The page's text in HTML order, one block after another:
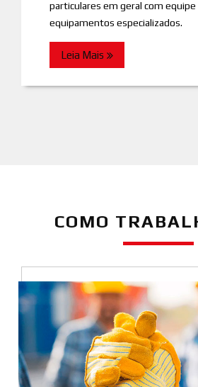
particulares em geral com equipe
equipamentos especializados.
Leia Mais
COMO